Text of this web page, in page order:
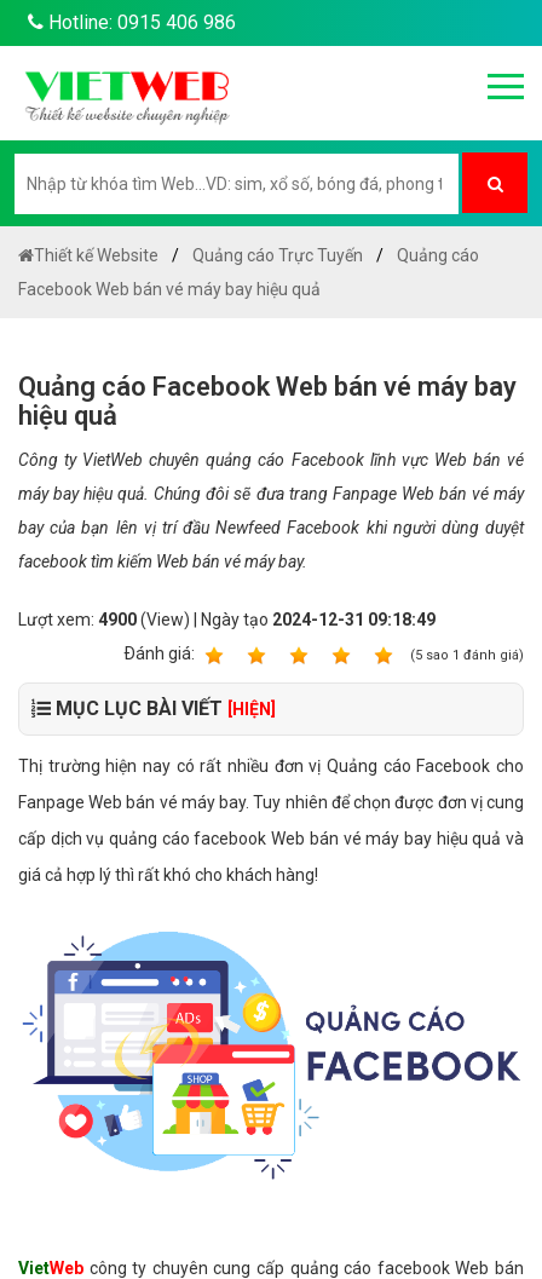
Hotline: 0915 406 986
Thiết kế Website Quảng cáo Trực Tuyến
Quảng cáo
Facebook Web bán vé máy bay hiệu quả
Quảng cáo Facebook Web bán vé máy bay
hiệu quả
Công ty VietWeb chuyên quảng cáo Facebook lĩnh vực Web bán vé
máy bay hiệu quả. Chúng đôi sẽ đưa trang Fanpage Web bán vé máy
bay của bạn lên vị trí đầu Newfeed Facebook khi người dùng duyệt
facebook tìm kiếm Web bán vé máy bay.
Lượt xem: 4900(View) | Ngày tạo 2024-12-31 09:18:49
Ðánh giá:
(5 sao 1 đánh giá)
MỤC LỤC BÀI VIẾT [HIỆN]
Thị trường hiện nay có rất nhiều đơn vị Quảng cáo Facebook cho
Fanpage Web bán vé máy bay. Tuy nhiên để chọn được đơn vị cung
cấp dịch vụ quảng cáo facebook Web bán vé máy bay hiệu quả và
giá cả hợp lý thì rất khó cho khách hàng!
VietWeb công ty chuyên cung cấp quảng cáo facebook Web bán